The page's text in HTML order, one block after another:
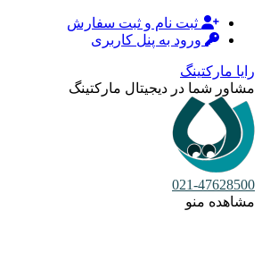
ثبت نام و ثبت سفارش
ورود به پنل کاربری
رایا مارکتینگ
مشاور شما در دیجیتال مارکتینگ
021-47628500
مشاهده منو